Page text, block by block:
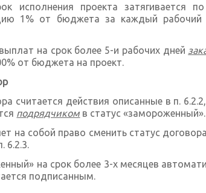
исполнения проекта затягивается
1% от бюджета за каждый
на срок более 5-и рабочих дней
от бюджета на проект.
считается действия описанные в п.
подрядчиком в статус «замороженный».
на собой право сменить статус
6.2.3.
на срок более 3-х месяцев
подписанным.